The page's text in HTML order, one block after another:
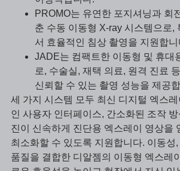
PROMO는 유연한 포지셔닝과 회
춘 수동 이동형 X-ray 시스템으로,
서 효율적인 침상 촬영을 지원합니
JADE는 컴팩트한 이동형 및 휴대
로, 수술실, 재택 의료, 원격 진료
신뢰할 수 있는 촬영 성능을 제공
세 가지 시스템 모두 최신 디지털 엑스
인 사용자 인터페이스, 간소화된 조작
진이 신속하게 진단용 엑스레이 영상을
최소화할 수 있도록 지원합니다. 이동성
품질을 결합한 디알젬의 이동형 엑스레